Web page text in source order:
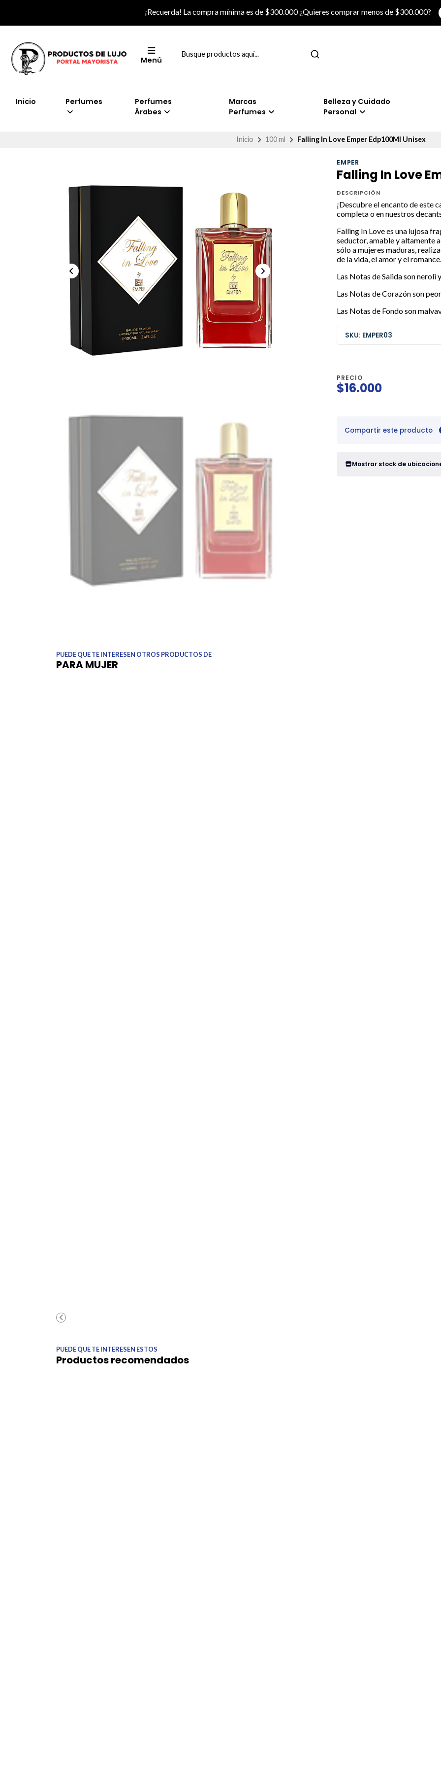
¡Recuerda! La compra mínima es de $300.000 ¿Quieres comprar menos de $300.000?
Menú
Inicio Perfumes
Perfumes
Árabes
Marcas
Perfumes
Belleza y Cuidado
Personal
Inicio 100 ml Falling In Love Emper Edp100Ml Unisex
EMPER
Falling In Love
DESCRIPCIÓN
¡Descubre el encanto de este
completa o en nuestros
Falling In Love es una lujosa
seductor, amable y altamente
sólo a mujeres maduras,
de la vida, el amor y el romance.
Las Notas de Salida son neroli
Las Notas de Corazón son
Las Notas de Fondo son
SKU: EMPER03
PRECIO
$16.000
Compartir este producto
Mostrar stock de
PUEDE QUE TE INTERESEN OTROS PRODUCTOS DE
PARA MUJER
PUEDE QUE TE INTERESEN ESTOS
Productos recomendados